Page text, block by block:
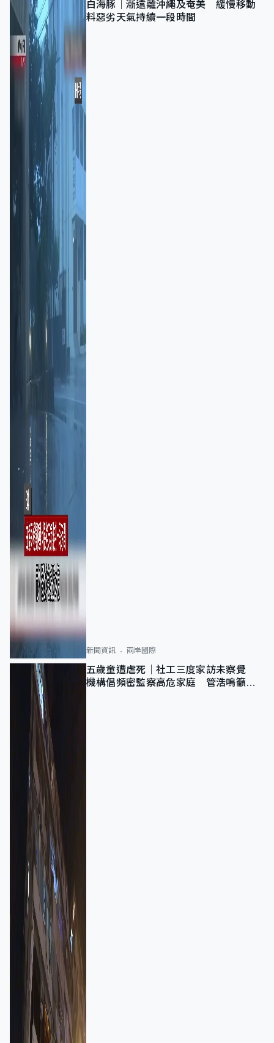
白海豚｜漸遠離沖繩及奄美 緩慢移動
料惡劣天氣持續一段時間
新聞資訊 兩岸國際
五歲童遭虐死｜社工三度家訪未察覺
機構倡頻密監察高危家庭 管浩鳴籲加